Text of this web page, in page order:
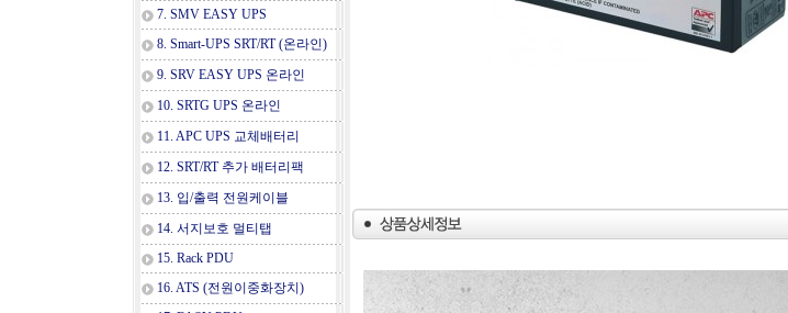
7. SMV EASY UPS
8. Smart-UPS SRT/RT (온라인)
9. SRV EASY UPS 온라인
10. SRTG UPS 온라인
11. APC UPS 교체배터리
12. SRT/RT 추가 배터리팩
13. 입/출력 전원케이블
14. 서지보호 멀티탭
15. Rack PDU
16. ATS (전원이중화장치)